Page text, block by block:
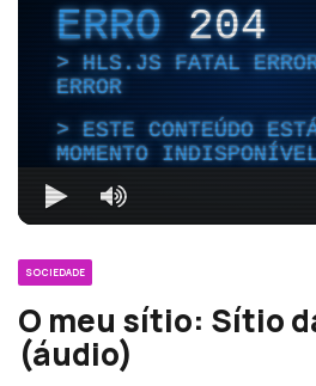
ERRO204
HLS.JS FATAL
ERROR
ESTE CONTEÚDO
MOMENTO
SOCIEDADE
O meu sítio: Sítio
(áudio)